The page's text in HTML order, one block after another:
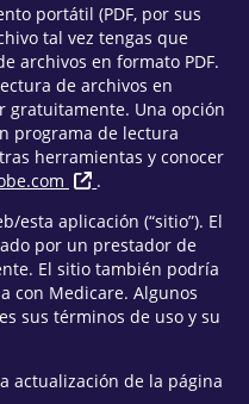
portátil (PDF, por sus
tal vez tengas que
archivos en formato PDF.
de archivos en
gratuitamente. Una opción
programa de lectura
herramientas y conocer
.
esta aplicación (“sitio”). El
por un prestador de
El sitio también podría
con Medicare. Algunos
sus términos de uso y su
actualización de la página